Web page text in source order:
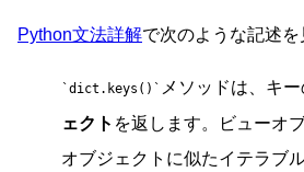
Python文法詳解で次のような記述を
dict.keys() メソッドは、キ
ェクト を返します。ビューオ
オブジェクトに似たイテラブ